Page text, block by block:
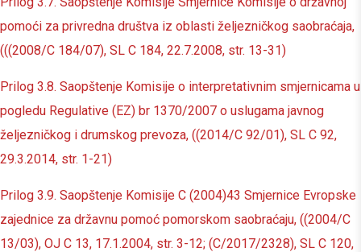
pomoći za privredna društva iz oblasti željezničkog saobraćaja,
(((2008/C 184/07), SL C 184, 22.7.2008, str. 13-31)
Prilog 3.8. Saopštenje Komisije o interpretativnim smjernicama u
pogledu Regulative (EZ) br 1370/2007 o uslugama javnog
željezničkog i drumskog prevoza, ((2014/C 92/01), SL C 92,
29.3.2014, str. 1-21)
Prilog 3.9. Saopštenje Komisije C (2004)43 Smjernice Evropske
zajednice za državnu pomoć pomorskom saobraćaju, ((2004/C
13/03), OJ C 13, 17.1.2004, str. 3-12; (C/2017/2328), SL C 120,